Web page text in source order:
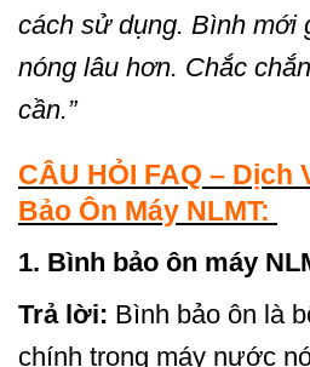
cách sử dụng. Bình mới
nóng lâu hơn. Chắc
cần.”
CÂU HỎI FAQ – Dịch
Bảo Ôn Máy NLMT:
1. Bình bảo ôn máy
Trả lời: Bình bảo ôn là
chính trong máy nước